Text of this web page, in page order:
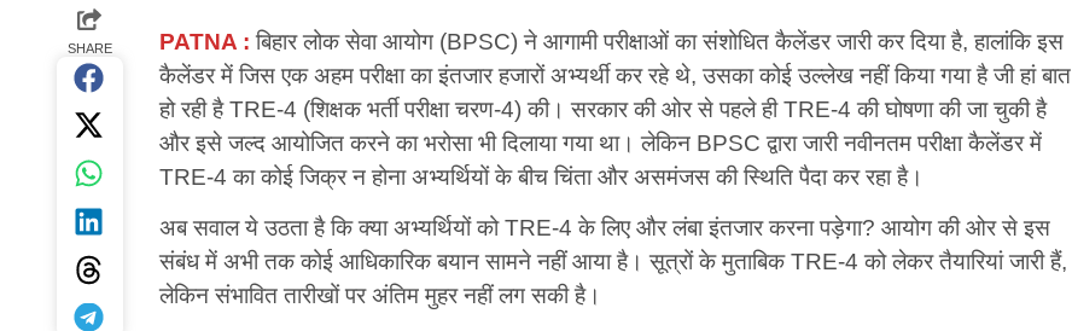
SHARE PATNA : बिहार लोक सेवा आयोग (BPSC) ने आगामी परीक्षाओं का संशोधित कैलेंडर जारी कर दिया है, हालांकि इस
कैलेंडर में जिस एक अहम परीक्षा का इंतजार हजारों अभ्यर्थी कर रहे थे, उसका कोई उल्लेख नहीं किया गया है जी हां बात
हो रही है TRE-4 (शिक्षक भर्ती परीक्षा चरण-4) की। सरकार की ओर से पहले ही TRE-4 की घोषणा की जा चुकी है
और इसे जल्द आयोजित करने का भरोसा भी दिलाया गया था। लेकिन BPSC द्वारा जारी नवीनतम परीक्षा कैलेंडर में
TRE-4 का कोई जिक्र न होना अभ्यर्थियों के बीच चिंता और असमंजस की स्थिति पैदा कर रहा है।
अब सवाल ये उठता है कि क्या अभ्यर्थियों को TRE-4 के लिए और लंबा इंतजार करना पड़ेगा? आयोग की ओर से इस
संबंध में अभी तक कोई आधिकारिक बयान सामने नहीं आया है। सूत्रों के मुताबिक TRE-4 को लेकर तैयारियां जारी हैं,
लेकिन संभावित तारीखों पर अंतिम मुहर नहीं लग सकी है।